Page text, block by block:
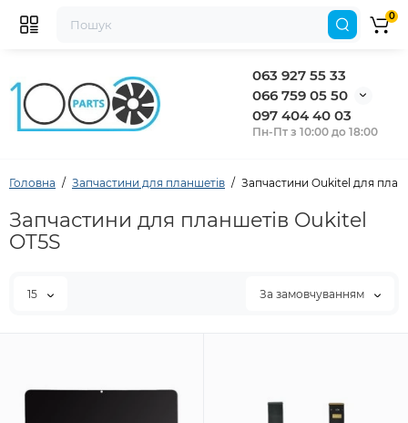
063 927 55 33
066 759 05 50
097 404 40 03
Пн-Пт з 10:00 до 18:00
0
Головна Запчастини для планшетів Запчастини Oukitel для
Запчастини для планшетів Oukitel
OT5S
15 За замовчуванням